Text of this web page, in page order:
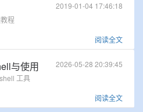
程
阅读全文
2019-01-04 17:46:18
与使用
工具
阅读全文
2026-05-28 20:39:45